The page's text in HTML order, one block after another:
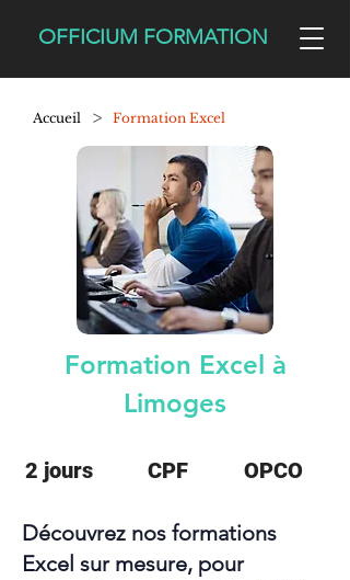
OFFICIUM FORMATION
Accueil > Formation Excel
Formation Excel à
Limoges
2 jours CPF OPCO
Découvrez nos formations
Excel sur mesure, pour